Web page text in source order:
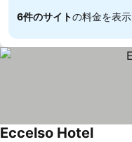
6件のサイトの料金を表示
Eccelso Hotel